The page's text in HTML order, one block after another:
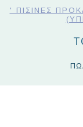
' ΠΙΣΊΝΕΣ